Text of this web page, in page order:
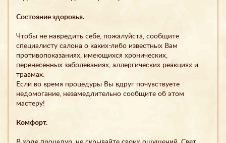
Состояние здоровья.
Чтобы не навредить себе, пожалуйста, сообщите
специалисту салона о каких-либо известных Вам
противопоказаниях, имеющихся хронических,
перенесенных заболеваниях, аллергических реакциях и
травмах.
Если во время процедуры Вы вдруг почувствуете
недомогание, незамедлительно сообщите об этом
мастеру!
Комфорт.